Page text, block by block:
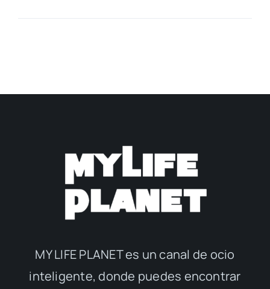
MY LIFE PLANET es un canal de ocio
inteligente, donde puedes encontrar